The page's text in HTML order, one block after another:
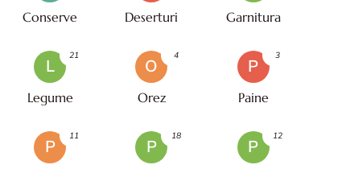
Conserve Deserturi Garnitura
L
Legume
21
O
Orez
4
P
Paine
3
P
11
P
18
P
12